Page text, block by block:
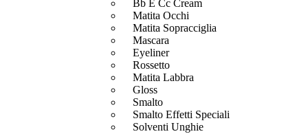
Bb E Cc Cream
Matita Occhi
Matita Sopracciglia
Mascara
Eyeliner
Rossetto
Matita Labbra
Gloss
Smalto
Smalto Effetti Speciali
Solventi Unghie